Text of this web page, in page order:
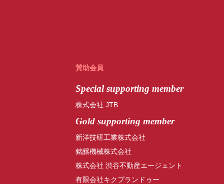
賛助会員
Specialsupporting member
株式会社 JTB
Gold supporting member
新洋技研工業株式会社
銘醸機械株式会社
株式会社 渋谷不動産エージェント
有限会社キクプランドゥー